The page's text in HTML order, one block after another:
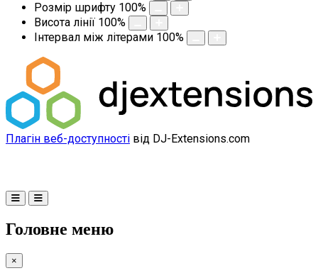
Розмір шрифту 100%
Висота лінії 100%
Інтервал між літерами 100%
Плагін веб-доступності від DJ-Extensions.com
Головне меню
×